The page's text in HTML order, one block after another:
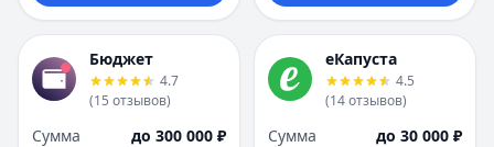
Бюджет
4.7
(15 отзывов)
Сумма
до 300 000 ₽
еКапуста
4.5
(14отзывов)
Сумма
до 30 000 ₽